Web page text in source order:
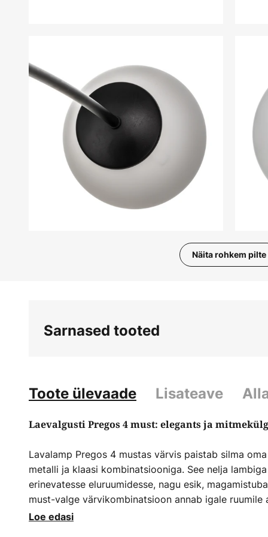
Näita rohkem pilte
Sarnased tooted
Toote ülevaade Lisateave
Laevalgusti Pregos 4 must: elegants ja
Lavalamp Pregos 4 mustas värvis paistab silma
metalli ja klaasi kombinatsiooniga. See nelja
erinevatesse eluruumidesse, nagu esik,
must-valge värvikombinatsioon annab igale ruumile
jooned ja kvaliteetne viimistlus tagavad harmoonilise
Loe edasi